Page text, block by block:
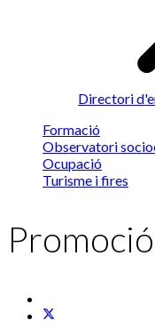
Directori
Formació
Observatori
Ocupació
Turisme i fires